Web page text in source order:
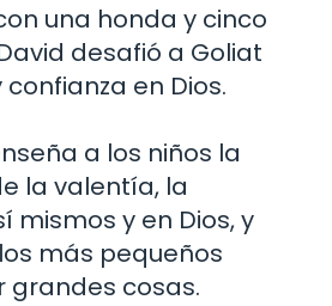
una honda y cinco
desafió a Goliat
en Dios.
a los niños la
la valentía, la
mismos y en Dios, y
más pequeños
grandes cosas.